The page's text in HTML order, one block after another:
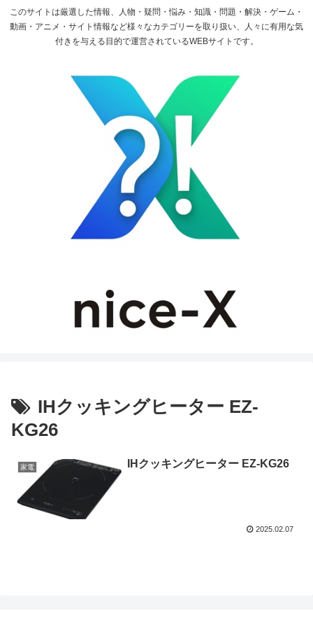
このサイトは厳選した情報、人物・疑問・悩み・知識・問題・解決・ゲーム・
動画・アニメ・サイト情報など様々なカテゴリーを取り扱い、人々に有用な気
付きを与える目的で運営されているWEBサイトです。
IHクッキングヒーター EZ-
KG26
家電 IHクッキングヒーター EZ-KG26
2025.02.07